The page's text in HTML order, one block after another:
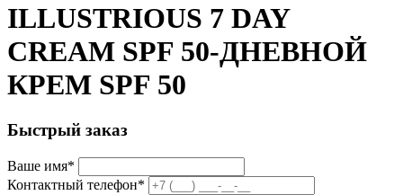
ILLUSTRIOUS 7 DAY
CREAM SPF 50-ДНЕВНОЙ
КРЕМ SPF 50
Быстрый заказ
Ваше имя*
Контактный телефон*